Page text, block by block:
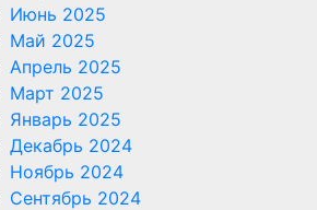
Июнь 2025
Май 2025
Апрель 2025
Март 2025
Январь 2025
Декабрь 2024
Ноябрь 2024
Сентябрь 2024